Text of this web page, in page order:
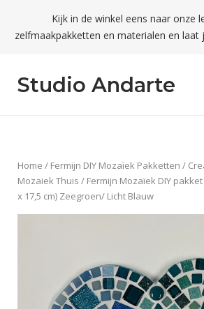
content
Kijk in de winkel eens naar onze
zelfmaakpakketten en materialen en laat
Studio Andarte
Home / Fermijn DIY Mozaïek Pakketten /
Mozaiek Thuis / Fermijn Mozaïek DIY pakket
x 17,5 cm) Zeegroen/ Licht Blauw